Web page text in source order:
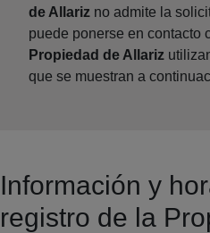
de Allariz no admite la
puede ponerse en contacto
Propiedad de Allariz
que se muestran a
Información y
registro de la